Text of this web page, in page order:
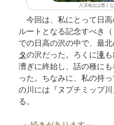
入渓地点は悪く
今回は、私にとって日
ルートとなる記念すべき
での日高の沢の中で、最
タの沢だった。ろくに滝
漕ぎに終始し、話の種に
った。ちなみに、私の持
の川には『ヌプチミップ
る。